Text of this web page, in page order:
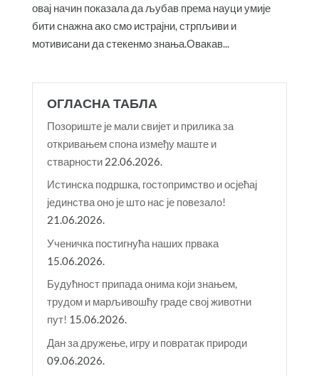
овај начин показала да љубав према науци умије
бити снажна ако смо истрајни, стрпљиви и
мотивисани да стекенмо знања.Овакав...
ОГЛАСНА ТАБЛА
Позориште је мали свијет и прилика за
откривањем спона између маште и
стварности 22.06.2026.
Истинска подршка, гостопримство и осјећај
јединства оно је што нас је повезало!
21.06.2026.
Ученичка постигнућа наших првака
15.06.2026.
Будућност припада онима који знањем,
трудом и марљивошћу граде свој животни
пут! 15.06.2026.
Дан за дружење, игру и повратак природи
09.06.2026.